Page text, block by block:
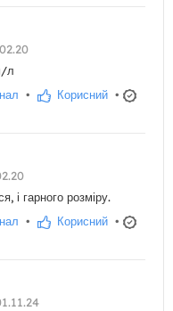
л
• Корисний •
і гарного розміру.
• Корисний •